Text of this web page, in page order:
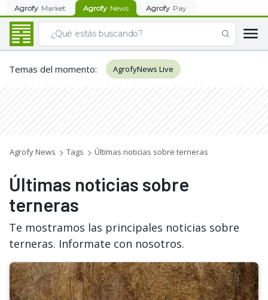
Agrofy Market Agrofy News Agrofy Pay
Temas del momento: AgrofyNews Live
Agrofy News Tags Últimas noticias sobre terneras
Últimas noticias sobre
terneras
Te mostramos las principales noticias sobre
terneras. Informate con nosotros.